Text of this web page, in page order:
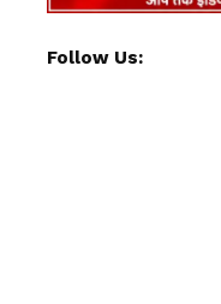
Follow Us: